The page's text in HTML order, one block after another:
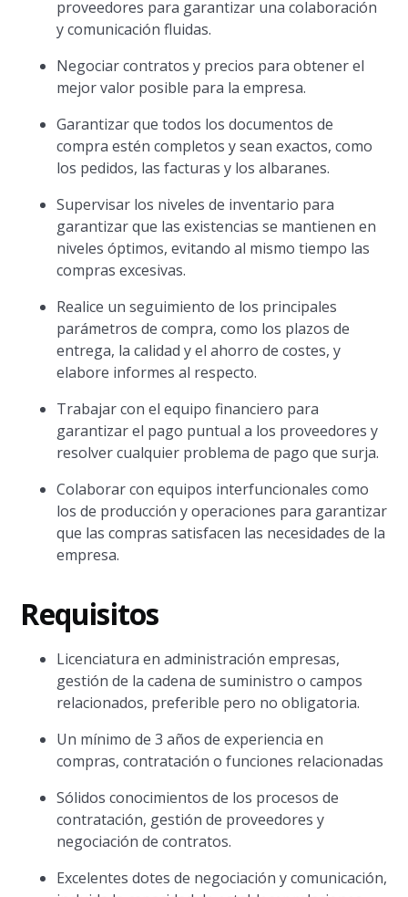
proveedores para garantizar una colaboración
y comunicación fluidas.
Negociar contratos y precios para obtener el
mejor valor posible para la empresa.
Garantizar que todos los documentos de
compra estén completos y sean exactos, como
los pedidos, las facturas y los albaranes.
Supervisar los niveles de inventario para
garantizar que las existencias se mantienen en
niveles óptimos, evitando al mismo tiempo las
compras excesivas.
Realice un seguimiento de los principales
parámetros de compra, como los plazos de
entrega, la calidad y el ahorro de costes, y
elabore informes al respecto.
Trabajar con el equipo financiero para
garantizar el pago puntual a los proveedores y
resolver cualquier problema de pago que surja.
Colaborar con equipos interfuncionales como
los de producción y operaciones para garantizar
que las compras satisfacen las necesidades de la
empresa.
Requisitos
Licenciatura en administración empresas,
gestión de la cadena de suministro o campos
relacionados, preferible pero no obligatoria.
Un mínimo de 3 años de experiencia en
compras, contratación o funciones relacionadas
Sólidos conocimientos de los procesos de
contratación, gestión de proveedores y
negociación de contratos.
Excelentes dotes de negociación y comunicación,